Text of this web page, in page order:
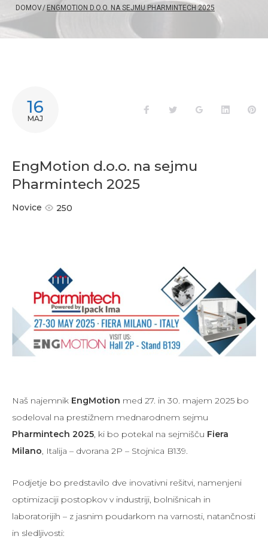
DOMOV/ ENGMOTION D.O.O. NA SEJMU PHARMINTECH 2025
16
MAJ
EngMotion d.o.o. na sejmu
Pharmintech 2025
Novice 250
Naš najemnik EngMotion med 27. in 30. majem 2025 bo
sodeloval na prestižnem mednarodnem sejmu
Pharmintech 2025, ki bo potekal na sejmišču Fiera
Milano, Italija – dvorana 2P – Stojnica B139.
Podjetje bo predstavilo dve inovativni rešitvi, namenjeni
optimizaciji postopkov v industriji, bolnišnicah in
laboratorijih – z jasnim poudarkom na varnosti, natančnosti
in sledljivosti: